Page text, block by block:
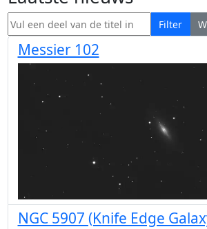
Vul een deel van de titel in Filter
Messier 102
NGC 5907 (Knife Edge